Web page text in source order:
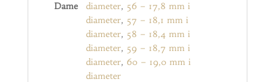
Dame
diameter, 56 – 17,8 mm i
diameter, 57 – 18,1 mm i
diameter, 58 – 18,4 mm i
diameter, 59 – 18,7 mm i
diameter, 60 – 19,0 mm i
diameter